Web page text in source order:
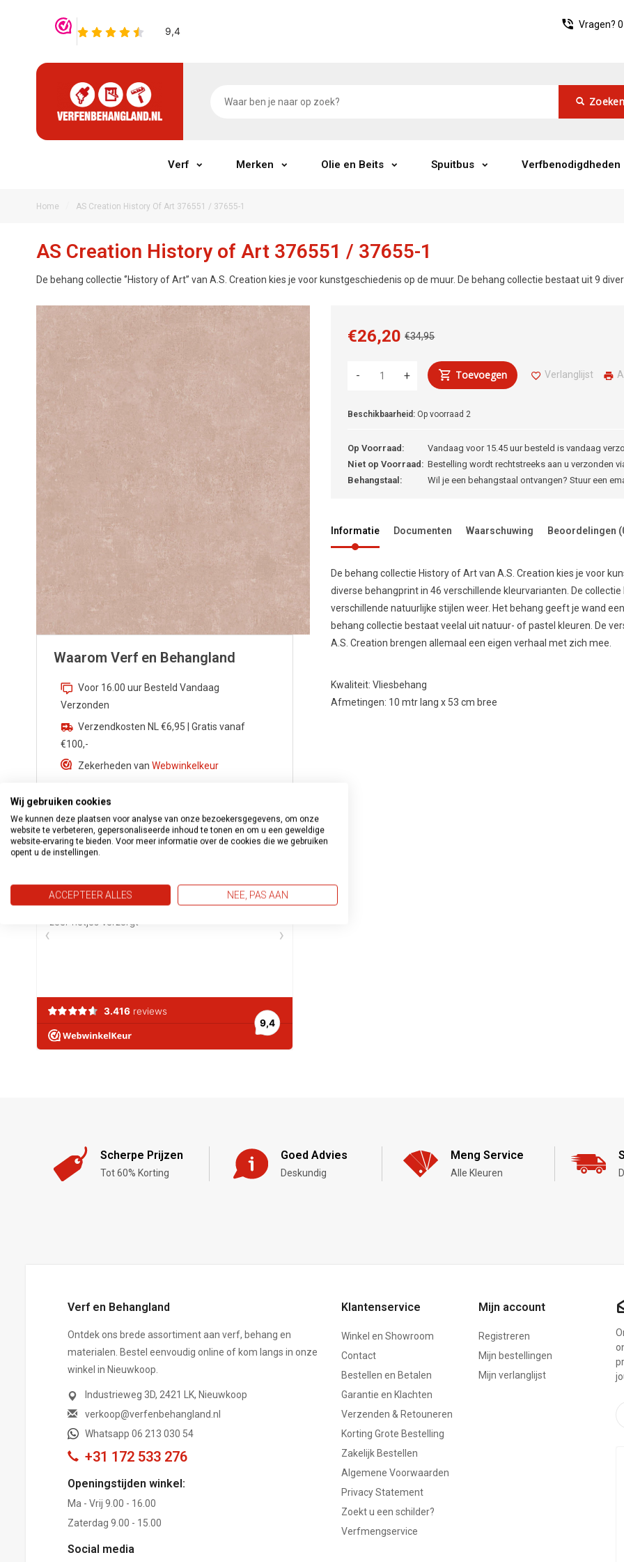
Vragen?
Zoeken
Verf Merken Olie en Beits Spuitbus Verfbenodigdheden
Home AS Creation History Of Art 376551 / 37655-1
AS Creation History of Art 376551 / 37655-1
De behang collectie ‘’History of Art’’ van A.S. Creation kies je voor kunstgeschiedenis op de muur. De behang collectie bestaat uit 9
Waarom Verf en Behangland
Voor 16.00 uur Besteld Vandaag
Verzonden
Verzendkosten NL €6,95 | Gratis vanaf
€100,-
Zekerheden van Webwinkelkeur
Vragen?
Whatsapp06 213 030 54
€34,95
€26,20
+
- Toevoegen Verlanglijst
Beschikbaarheid: Op voorraad 2
Op Voorraad:
Vandaag voor 15.45 uur besteld is vandaag
Niet op Voorraad: Bestelling wordt rechtstreeks aan u verzonden
Behangstaal:
Wil je een behangstaal ontvangen? Stuur een
Informatie Documenten Waarschuwing Beoordelingen
De behang collectie History of Art van A.S. Creation kies je voor
diverse behangprint in 46 verschillende kleurvarianten. De
verschillende natuurlijke stijlen weer. Het behang geeft je wand
behang collectie bestaat veelal uit natuur- of pastel kleuren. De
A.S. Creation brengen allemaal een eigen verhaal met zich mee.
Kwaliteit: Vliesbehang
Afmetingen: 10 mtr lang x 53 cm bree
Scherpe Prijzen
Tot 60% Korting
Goed Advies
Deskundig
Meng Service
Alle Kleuren
Verf en Behangland
Ontdek ons brede assortiment aan verf, behang en
materialen. Bestel eenvoudig online of kom langs in onze
winkel in Nieuwkoop.
Industrieweg 3D, 2421 LK, Nieuwkoop
verkoop@verfenbehangland.nl
Whatsapp 06 213 030 54
+31 172 533 276
Openingstijden winkel:
Ma - Vrij 9.00 - 16.00
Zaterdag 9.00 - 15.00
Social media
Klantenservice
Winkel en Showroom
Contact
Bestellen en Betalen
Garantie en Klachten
Verzenden & Retouneren
Korting Grote Bestelling
Zakelijk Bestellen
Algemene Voorwaarden
Privacy Statement
Zoekt u een schilder?
Verfmengservice
Mijn account
Registreren
Mijn bestellingen
Mijn verlanglijst
Wij gebruiken cookies
We kunnen deze plaatsen voor analyse van onze bezoekersgegevens, om onze
website te verbeteren, gepersonaliseerde inhoud te tonen en om u een geweldige
website-ervaring te bieden. Voor meer informatie over de cookies die we gebruiken
opent u de instellingen.
ACCEPTEER ALLES NEE, PAS AAN